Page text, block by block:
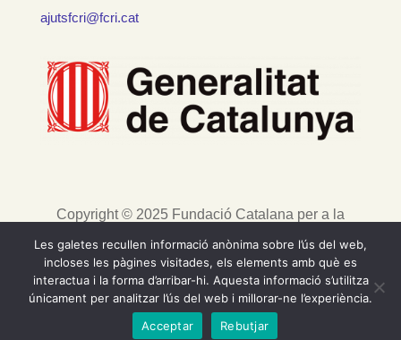
ajutsfcri@fcri.cat
Copyright © 2025 Fundació Catalana per a la
Recerca i la Innovació. Tots els drets reservats. |
Avís legal
Les galetes recullen informació anònima sobre l’ús del web,
incloses les pàgines visitades, els elements amb què es
interactua i la forma d’arribar-hi. Aquesta informació s’utilitza
únicament per analitzar l’ús del web i millorar-ne l’experiència.
Acceptar
Rebutjar